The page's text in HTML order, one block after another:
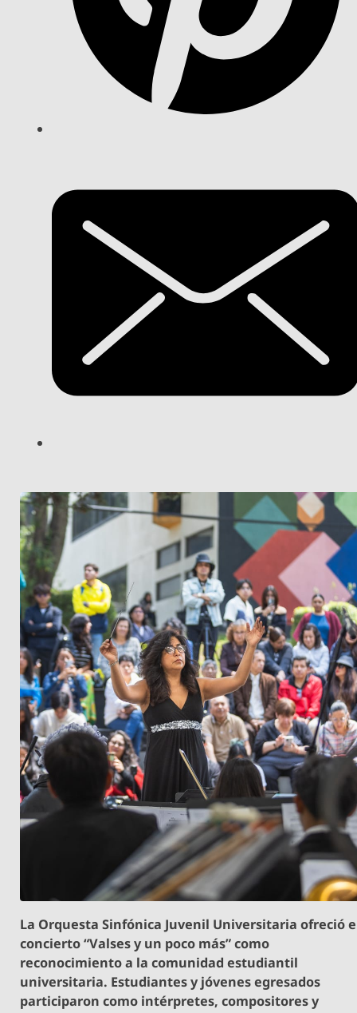
La Orquesta Sinfónica Juvenil Universitaria ofreció
concierto “Valses y un poco más” como
reconocimiento a la comunidad estudiantil
universitaria. Estudiantes y jóvenes egresados
participaron como intérpretes, compositores y